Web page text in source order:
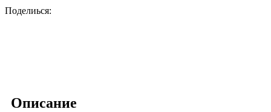
Поделиься:
Описание